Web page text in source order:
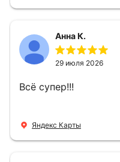
Анна К.
29 июля 2026
Всё супер!!!
Яндекс Карты